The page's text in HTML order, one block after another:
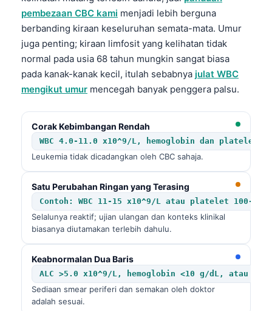
pembezaan CBC kami menjadi lebih berguna
berbanding kiraan keseluruhan semata-mata. Umur
juga penting; kiraan limfosit yang kelihatan tidak
normal pada usia 68 tahun mungkin sangat biasa
pada kanak-kanak kecil, itulah sebabnya julat WBC
mengikut umur mencegah banyak penggera palsu.
Corak Kebimbangan Rendah
WBC 4.0-11.0 x10^9/L, hemoglobin dan platelet
Leukemia tidak dicadangkan oleh CBC sahaja.
Satu Perubahan Ringan yang Terasing
Contoh: WBC 11-15 x10^9/L atau platelet 100-
Selalunya reaktif; ujian ulangan dan konteks klinikal
biasanya diutamakan terlebih dahulu.
Keabnormalan Dua Baris
ALC >5.0 x10^9/L, hemoglobin <10 g/dL, atau
Sediaan smear periferi dan semakan oleh doktor
adalah sesuai.